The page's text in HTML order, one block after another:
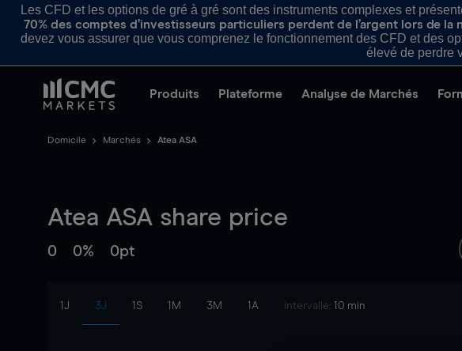
Les CFD et les options de gré à gré sont des instruments complexes et
70% des comptes d’investisseurs particuliers perdent de l’argent lors de
devez vous assurer que vous comprenez le fonctionnement des CFD et des
élevé de perdre
Produits Plateforme Analyse de Marchés
Domicile Marchés Atea ASA
Atea ASA share price
0 0% 0pt
1J 3J 1S 1M 3M 1A intervalle: 10 min